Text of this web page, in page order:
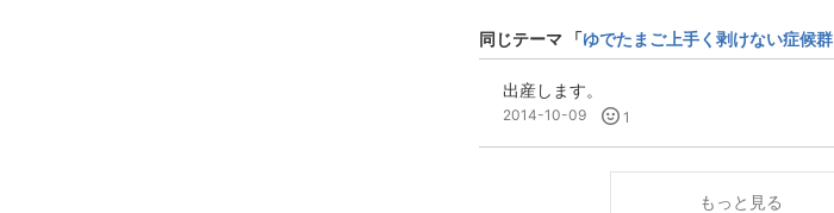
同じテーマ 「ゆでたまご上手く剥けない症候群
出産します。
2014-10-09 1
もっと見る